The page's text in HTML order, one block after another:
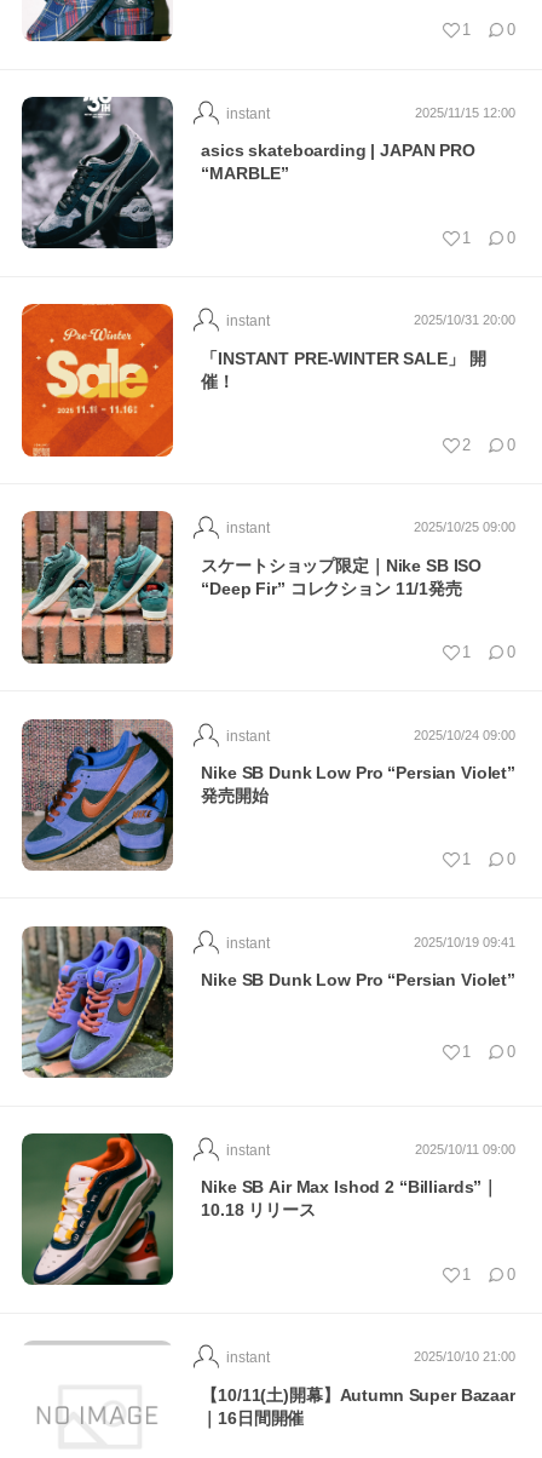
1 0
2025/11/15 12:00
instant
asics skateboarding | JAPAN PRO
“MARBLE”
1 0
2025/10/31 20:00
instant
「INSTANT PRE-WINTER SALE」 開
催！
2 0
2025/10/25 09:00
instant
スケートショップ限定｜Nike SB ISO
“Deep Fir” コレクション 11/1発売
1 0
2025/10/24 09:00
instant
Nike SB Dunk Low Pro “Persian Violet”
発売開始
1 0
2025/10/19 09:41
instant
Nike SB Dunk Low Pro “Persian Violet”
1 0
2025/10/11 09:00
instant
Nike SB Air Max Ishod 2 “Billiards”｜
10.18 リリース
1 0
2025/10/10 21:00
instant
【10/11(土)開幕】Autumn Super Bazaar
｜16日間開催